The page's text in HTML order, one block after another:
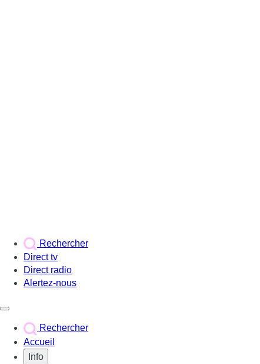
Rechercher
Direct tv
Direct radio
Alertez-nous
Rechercher
Accueil
Info